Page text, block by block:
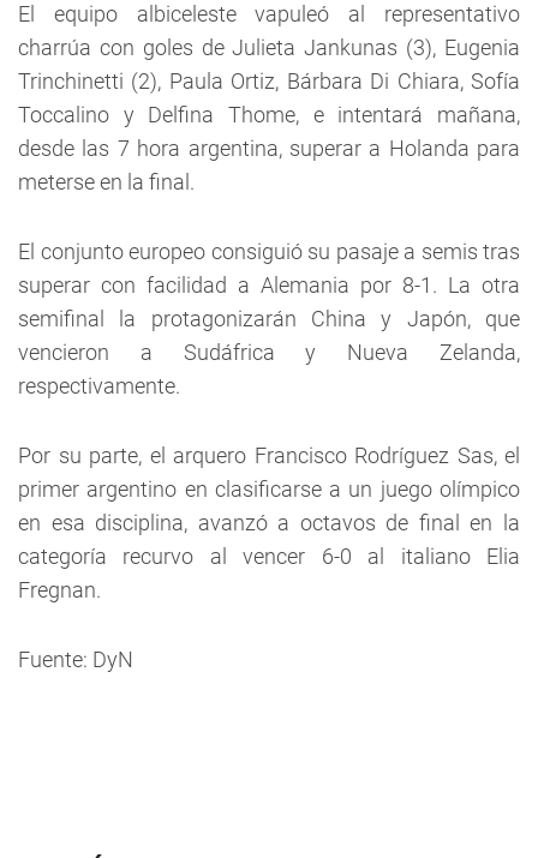
El equipo albiceleste vapuleó al representativo
charrúa con goles de Julieta Jankunas (3), Eugenia
Trinchinetti (2), Paula Ortiz, Bárbara Di Chiara, Sofía
Toccalino y Delfina Thome, e intentará mañana,
desde las 7 hora argentina, superar a Holanda para
meterse en la final.
El conjunto europeo consiguió su pasaje a semis tras
superar con facilidad a Alemania por 8-1. La otra
semifinal la protagonizarán China y Japón, que
vencieron a Sudáfrica y Nueva Zelanda,
respectivamente.
Por su parte, el arquero Francisco Rodríguez Sas, el
primer argentino en clasificarse a un juego olímpico
en esa disciplina, avanzó a octavos de final en la
categoría recurvo al vencer 6-0 al italiano Elia
Fregnan.
Fuente: DyN